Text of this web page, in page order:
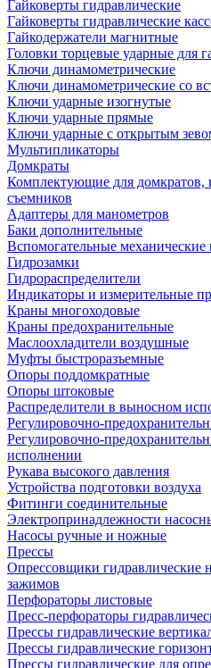
Гайковерты гидравлические
Гайковерты гидравлические
Гайкодержатели магнитные
Головки торцевые ударные для
Ключи динамометрические
Ключи динамометрические со
Ключи ударные изогнутые
Ключи ударные прямые
Ключи ударные с открытым
Мультипликаторы
Домкраты
Комплектующие для домкратов,
съемников
Адаптеры для манометров
Баки дополнительные
Вспомогательные
Гидрозамки
Гидрораспределители
Индикаторы и измерительные
Краны многоходовые
Краны предохранительные
Маслоохладители воздушные
Муфты быстроразъемные
Опоры поддомкратные
Опоры штоковые
Распределители в выносном
Регулировочно-
Регулировочно-
исполнении
Рукава высокого давления
Устройства подготовки воздуха
Фитинги соединительные
Электропринадлежности
Насосы ручные и ножные
Прессы
Опрессовщики гидравлические
зажимов
Перфораторы листовые
Пресс-перфораторы
Прессы гидравлические
Прессы гидравлические
Прессы гидравлические для